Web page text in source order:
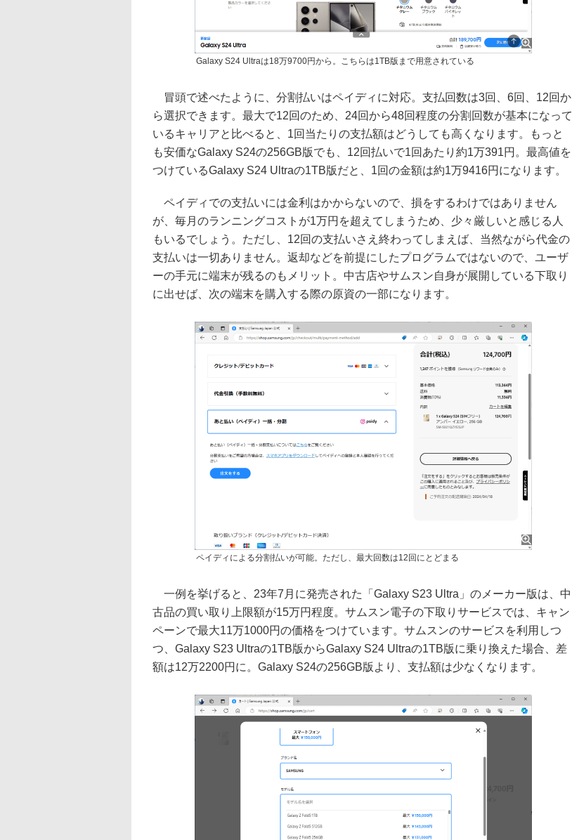
Galaxy S24 Ultraは18万9700円から。こちらは1TB版まで用意されている
冒頭で述べたように、分割払いはペイディに対応。支払回数は3回、6回、12回か
ら選択できます。最大で12回のため、24回から48回程度の分割回数が基本になって
いるキャリアと比べると、1回当たりの支払額はどうしても高くなります。もっと
も安価なGalaxy S24の256GB版でも、12回払いで1回あたり約1万391円。最高値を
つけているGalaxy S24 Ultraの1TB版だと、1回の金額は約1万9416円になります。
ペイディでの支払いには金利はかからないので、損をするわけではありません
が、毎月のランニングコストが1万円を超えてしまうため、少々厳しいと感じる人
もいるでしょう。ただし、12回の支払いさえ終わってしまえば、当然ながら代金の
支払いは一切ありません。返却などを前提にしたプログラムではないので、ユーザ
ーの手元に端末が残るのもメリット。中古店やサムスン自身が展開している下取り
に出せば、次の端末を購入する際の原資の一部になります。
ペイディによる分割払いが可能。ただし、最大回数は12回にとどまる
一例を挙げると、23年7月に発売された「Galaxy S23 Ultra」のメーカー版は、中
古品の買い取り上限額が15万円程度。サムスン電子の下取りサービスでは、キャン
ペーンで最大11万1000円の価格をつけています。サムスンのサービスを利用しつ
つ、Galaxy S23 Ultraの1TB版からGalaxy S24 Ultraの1TB版に乗り換えた場合、差
額は12万2200円に。Galaxy S24の256GB版より、支払額は少なくなります。